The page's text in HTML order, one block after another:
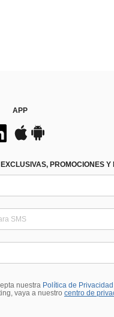
APP
PROMOCIONES Y
nuestra Política de
vaya a nuestro centro de